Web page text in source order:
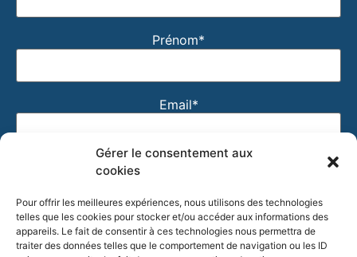
Gérer le consentement aux
cookies
Pour offrir les meilleures expériences, nous utilisons des technologies
telles que les cookies pour stocker et/ou accéder aux informations des
appareils. Le fait de consentir à ces technologies nous permettra de
traiter des données telles que le comportement de navigation ou les ID
Prénom*
Email*
J'accepte que mon email soit utilisé pour recevoir
l'Association. Vous pourrez vous désinscrire en
cliquant sur le lien de désabonnement présent dans
nos newsletters.